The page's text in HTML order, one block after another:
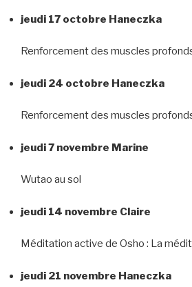
jeudi 17 octobre Haneczka
Renforcement des muscles
jeudi 24 octobre Haneczka
Renforcement des muscles
jeudi 7 novembre Marine
Wutao au sol
jeudi 14 novembre Claire
Méditation active de Osho : La
jeudi 21 novembre Haneczka